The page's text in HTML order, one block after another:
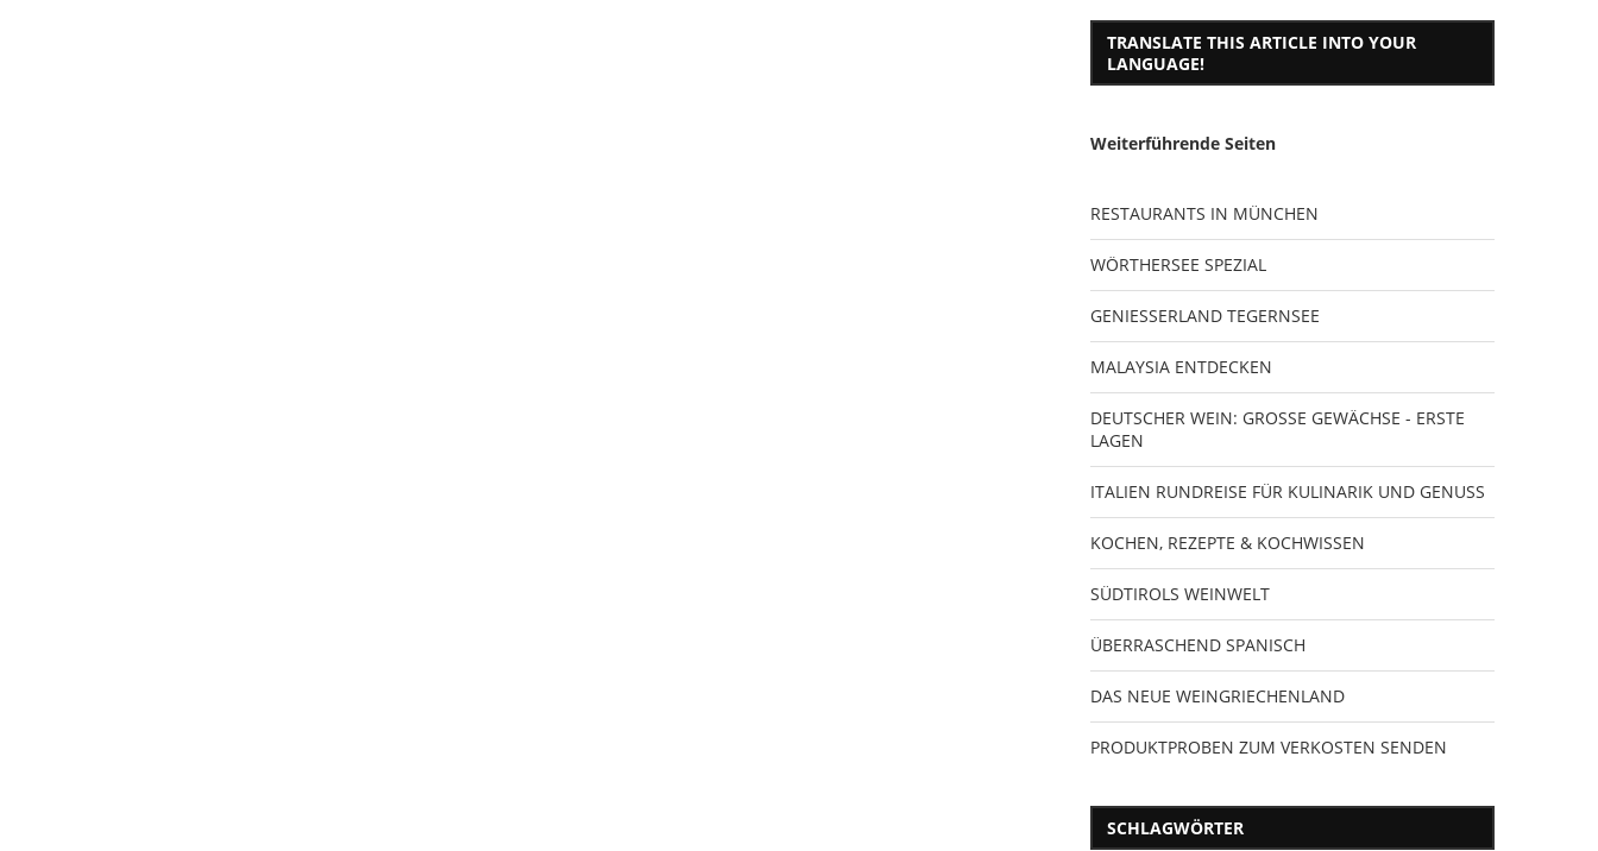
TRANSLATE THIS ARTICLE INTO YOUR
LANGUAGE!
Weiterführende Seiten
RESTAURANTS IN MÜNCHEN
WÖRTHERSEE SPEZIAL
GENIESSERLAND TEGERNSEE
MALAYSIA ENTDECKEN
DEUTSCHER WEIN: GROSSE GEWÄCHSE - ERSTE
LAGEN
ITALIEN RUNDREISE FÜR KULINARIK UND GENUSS
KOCHEN, REZEPTE & KOCHWISSEN
SÜDTIROLS WEINWELT
ÜBERRASCHEND SPANISCH
DAS NEUE WEINGRIECHENLAND
PRODUKTPROBEN ZUM VERKOSTEN SENDEN
SCHLAGWÖRTER